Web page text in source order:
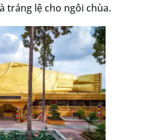
tráng lệ cho ngôi chùa.